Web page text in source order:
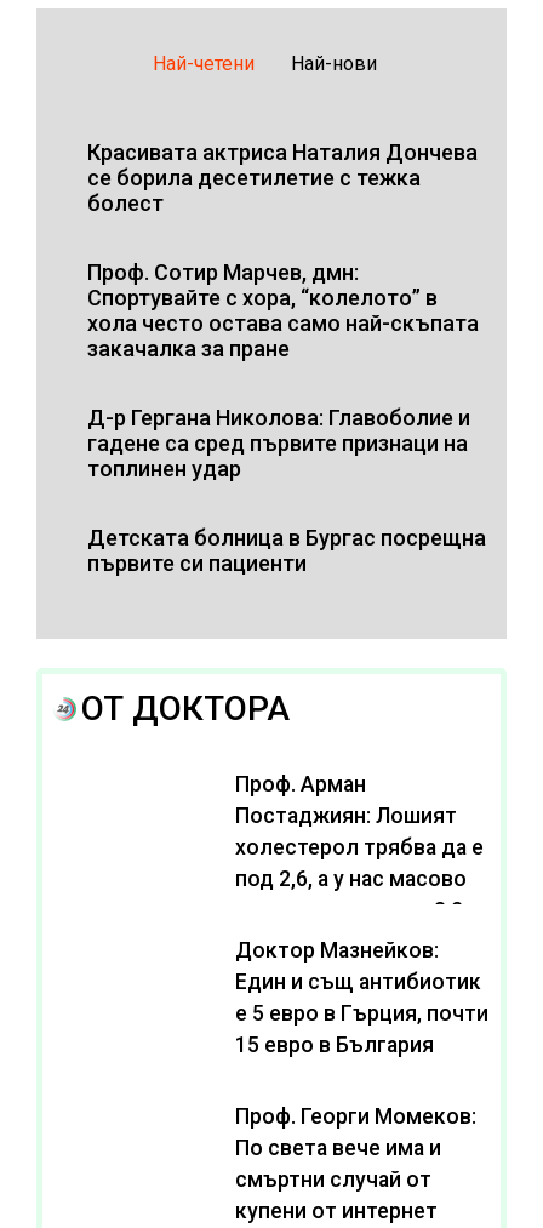
Най-четени Най-нови
Красивата актриса Наталия Дончева
се борила десетилетие с тежка
болест
Проф. Сотир Марчев, дмн:
Спортувайте с хора, “колелото” в
хола често остава само най-скъпата
закачалка за пране
Д-р Гергана Николова: Главоболие и
гадене са сред първите признаци на
топлинен удар
Детската болница в Бургас посрещна
първите си пациенти
ОТ ДОКТОРА
Проф. Арман
Постаджиян: Лошият
холестерол трябва да е
под 2,6, а у нас масово
се живее с нива от 3,2
Доктор Мазнейков:
Един и същ антибиотик
e 5 евро в Гърция, почти
15 евро в България
Проф. Георги Момеков:
По света вече има и
смъртни случай от
купени от интернет